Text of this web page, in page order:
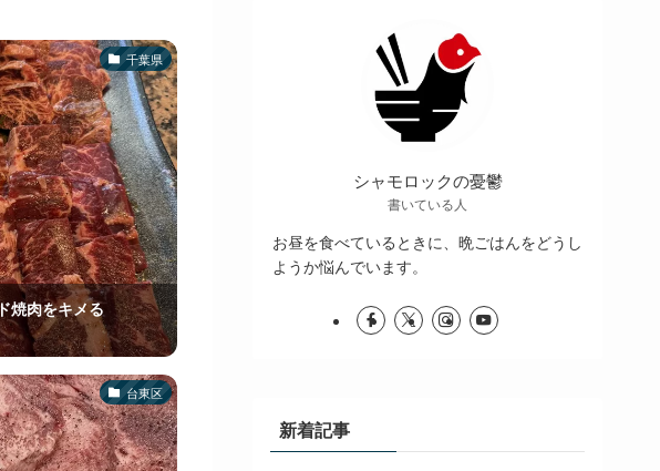
千葉県
焼肉をキメる
台東区
シャモロックの憂鬱
書いている人
お昼を食べているときに、晩ごはんをどうし
ようか悩んでいます。
新着記事